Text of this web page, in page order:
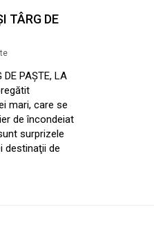
TÂRG DE
DE PAŞTE, LA
mari, care se
de încondeiat
surprizele
destinaţii de